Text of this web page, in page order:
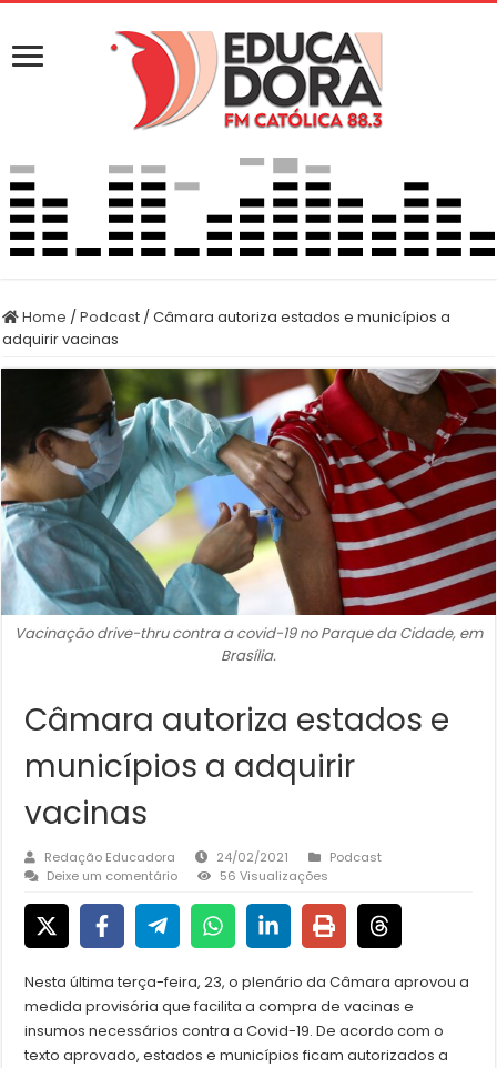
Home /Podcast /Câmara autoriza estados e municípios a
adquirir vacinas
Vacinação drive-thru contra a covid-19 no Parque da Cidade, em
Brasília.
Câmara autoriza estados e
municípios a adquirir
vacinas
Redação Educadora 24/02/2021
Podcast
Deixe um comentário
56 Visualizações
Nesta última terça-feira, 23, o plenário da Câmara aprovou a
medida provisória que facilita a compra de vacinas e
insumos necessários contra a Covid-19. De acordo com o
texto aprovado, estados e municípios ficam autorizados a